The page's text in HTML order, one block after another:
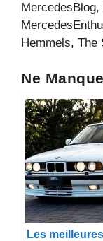
Hemmels, The
Ne
Les